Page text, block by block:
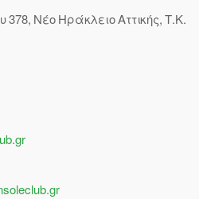
Νέο Ηράκλειο Αττικής, Τ.Κ.